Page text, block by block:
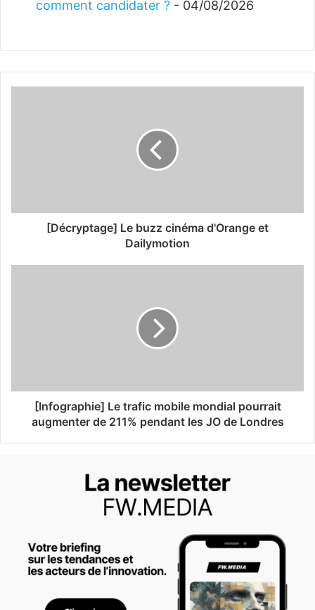
comment candidater ? - 04/08/2026
[Décryptage] Le buzz cinéma d'Orange et
Dailymotion
[Infographie] Le trafic mobile mondial pourrait
augmenter de 211% pendant les JO de Londres